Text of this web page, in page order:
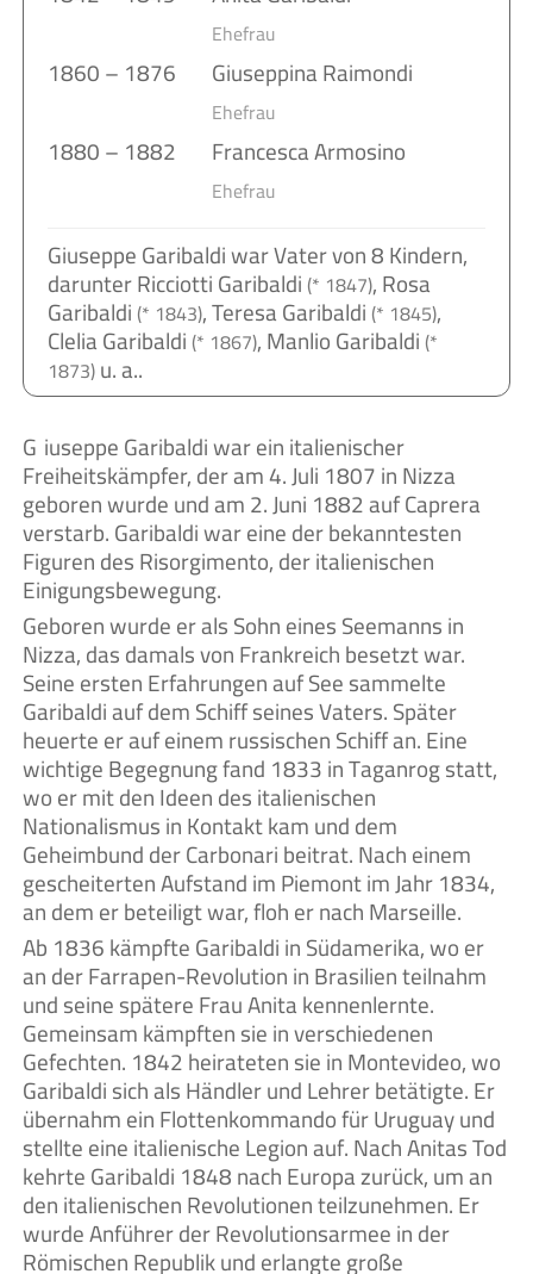
Ehefrau
1860 – 1876 Giuseppina Raimondi
Ehefrau
1880 – 1882 Francesca Armosino
Ehefrau
Giuseppe Garibaldi war Vater von 8 Kindern,
darunter Ricciotti Garibaldi (* 1847), Rosa
Garibaldi (* 1843), Teresa Garibaldi (* 1845),
Clelia Garibaldi (* 1867), Manlio Garibaldi (*
1873)u. a..
Giuseppe Garibaldi war ein italienischer
Freiheitskämpfer, der am 4. Juli 1807 in Nizza
geboren wurde und am 2. Juni 1882 auf Caprera
verstarb. Garibaldi war eine der bekanntesten
Figuren des Risorgimento, der italienischen
Einigungsbewegung.
Geboren wurde er als Sohn eines Seemanns in
Nizza, das damals von Frankreich besetzt war.
Seine ersten Erfahrungen auf See sammelte
Garibaldi auf dem Schiff seines Vaters. Später
heuerte er auf einem russischen Schiff an. Eine
wichtige Begegnung fand 1833 in Taganrog statt,
wo er mit den Ideen des italienischen
Nationalismus in Kontakt kam und dem
Geheimbund der Carbonari beitrat. Nach einem
gescheiterten Aufstand im Piemont im Jahr 1834,
an dem er beteiligt war, floh er nach Marseille.
Ab 1836 kämpfte Garibaldi in Südamerika, wo er
an der Farrapen-Revolution in Brasilien teilnahm
und seine spätere Frau Anita kennenlernte.
Gemeinsam kämpften sie in verschiedenen
Gefechten. 1842 heirateten sie in Montevideo, wo
Garibaldi sich als Händler und Lehrer betätigte. Er
übernahm ein Flottenkommando für Uruguay und
stellte eine italienische Legion auf. Nach Anitas Tod
kehrte Garibaldi 1848 nach Europa zurück, um an
den italienischen Revolutionen teilzunehmen. Er
wurde Anführer der Revolutionsarmee in der
Römischen Republik und erlangte große